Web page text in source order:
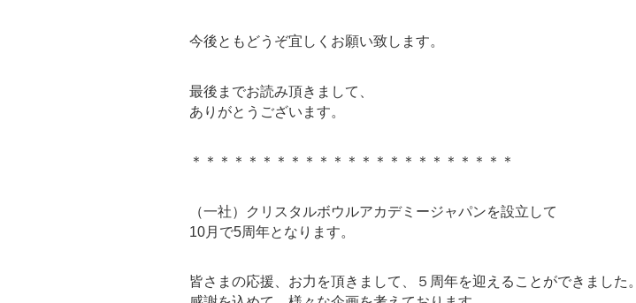
今後ともどうぞ宜しくお願い致します。
最後までお読み頂きまして、
ありがとうございます。
＊＊＊＊＊＊＊＊＊＊＊＊＊＊＊＊＊＊＊＊＊＊＊
（一社）クリスタルボウルアカデミージャパンを設立して
10月で5周年となります。
皆さまの応援、お力を頂きまして、５周年を迎えることができました。